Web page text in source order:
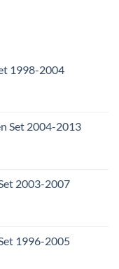
1998-2004
Set 2004-2013
2003-2007
1996-2005